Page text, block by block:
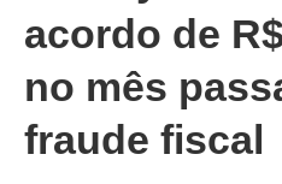
acordo de
no mês
fraude fiscal